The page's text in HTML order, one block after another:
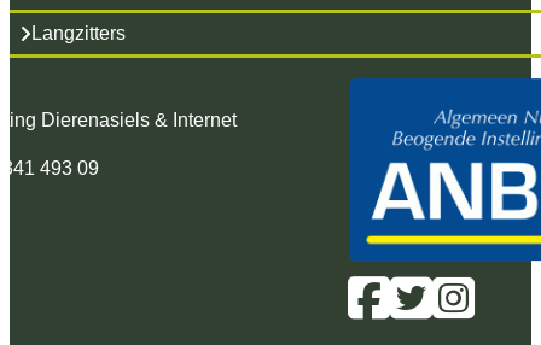
Langzitters
Dierenasiels & Internet
493 09